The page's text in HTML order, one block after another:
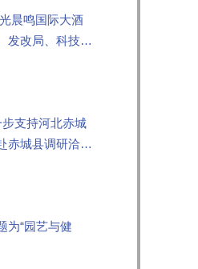
晨鸣国际大酒
发改局、科技
支持河北赤城
赤城县调研洽
为“园艺与健